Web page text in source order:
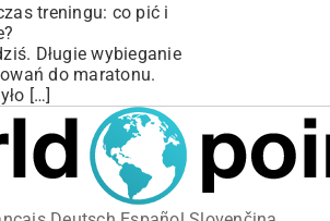
treningu: co pić i
Długie wybieganie
do maratonu.
[…]